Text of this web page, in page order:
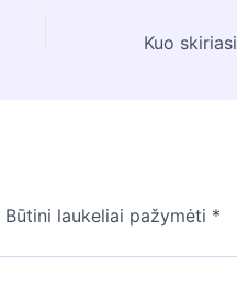
Būtini laukeliai pažymėti *